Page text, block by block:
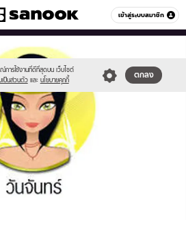
เข้าสู่ระบบสมาชิก
หมวดอื่นๆ
ณ์การใช้งานที่ดีที่สุดบน เว็บไซต์
เป็นส่วนตัว และ นโยบายคุกกี้
ตกลง